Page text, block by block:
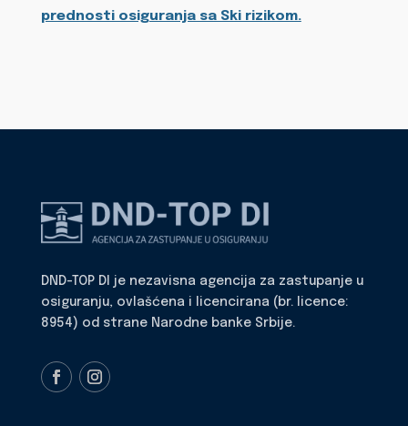
prednosti osiguranja sa Ski rizikom.
DND-TOP DI je nezavisna agencija za zastupanje u
osiguranju, ovlašćena i licencirana (br. licence:
8954) od strane Narodne banke Srbije.